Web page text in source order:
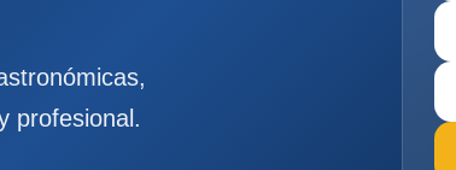
profesional.